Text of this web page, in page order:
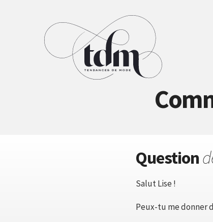
Question
Salut Lise !
Peux-tu me donner